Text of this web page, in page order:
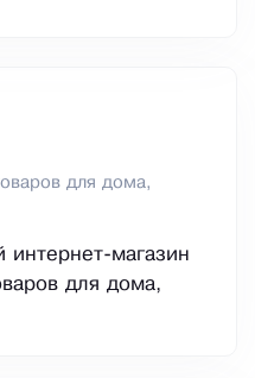
для дома,
интернет-магазин
для дома,